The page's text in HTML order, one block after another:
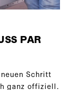
PAR
Schritt
ganz offiziell.